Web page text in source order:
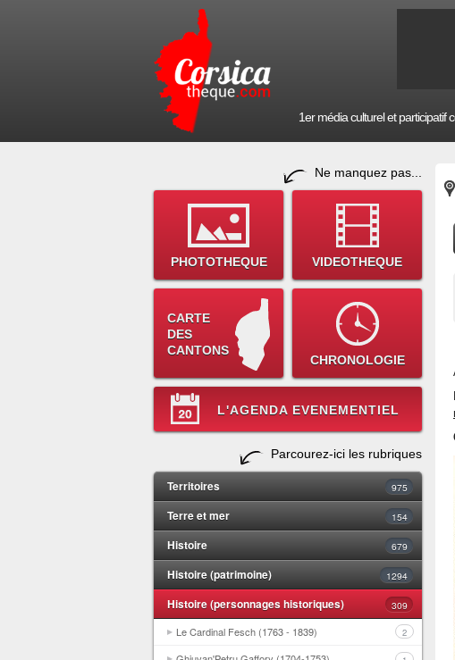
1er média culturel et participatif
Ne manquez pas...
PHOTOTHEQUE VIDEOTHEQUE
CARTE
DES
CANTONS
CHRONOLOGIE
L'AGENDA EVENEMENTIEL
Parcourez-ici les rubriques
Territoires 975
Terre et mer 154
Histoire 679
Histoire (patrimoine) 1294
Histoire (personnages historiques) 309
Le Cardinal Fesch (1763 - 1839) 2